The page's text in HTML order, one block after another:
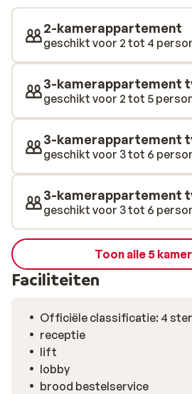
de gratis skibus sta jij zo aan het
zonder lange stukken te sjouwen
hotel bied je vele faciliteiten die
perfecte wintersport. Zo is er
open haard en biljardtafel, kun je
bibliotheek, je spieren
wellnesscenter, is er een
de playstation. De ochtend begin
broodjes die je bij de receptie
2-kamerappartement
geschikt voor 2 tot 4
3-kamerappartement
geschikt voor 2 tot 5
3-kamerappartement
geschikt voor 3 tot 6
3-kamerappartement
geschikt voor 3 tot 6
Toon alle 5
Faciliteiten
Officiële classificatie: 4
receptie
lift
lobby
brood bestelservice